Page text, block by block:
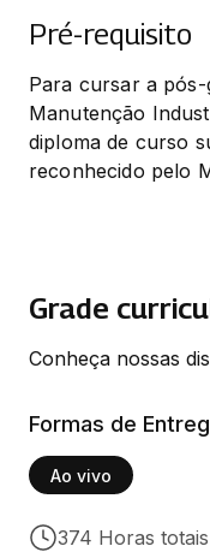
Pré-requisito
Para cursar a pós-
Manutenção
diploma de curso
reconhecido pelo
Grade
Conheça nossas
Formas de
Ao vivo
374 Horas totais